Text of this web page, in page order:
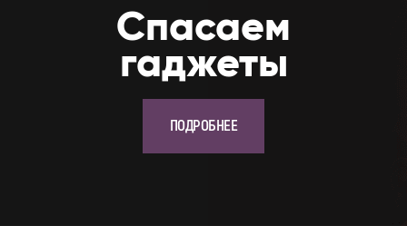
Cпасаем
гаджеты
ПОДРОБНЕЕ